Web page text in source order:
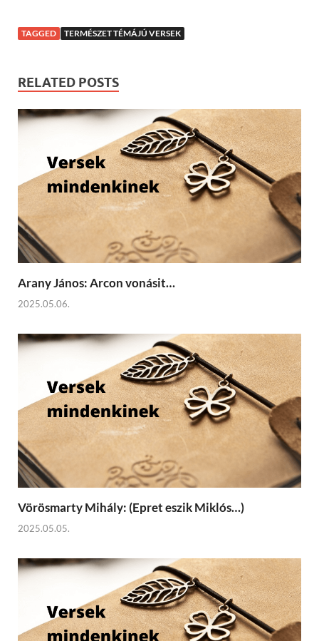
TAGGED TERMÉSZET TÉMÁJÚ VERSEK
RELATED POSTS
Arany János: Arcon vonásit…
2025.05.06.
Vörösmarty Mihály: (Epret eszik Miklós…)
2025.05.05.